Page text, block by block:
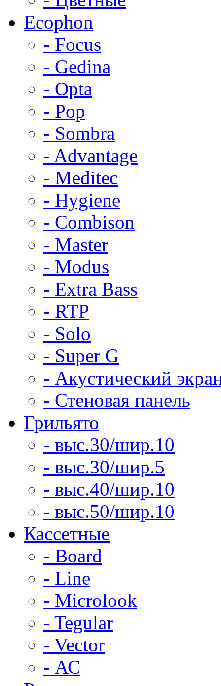
Ecophon
- Focus
- Gedina
- Opta
- Pop
- Sombra
- Advantage
- Meditec
- Hygiene
- Combison
- Master
- Modus
- Extra Bass
- RTP
- Solo
- Super G
- Акустический
- Стеновая панель
Грильято
- выс.30/шир.10
- выс.30/шир.5
- выс.40/шир.10
- выс.50/шир.10
Кассетные
- Board
- Line
- Microlook
- Tegular
- Vector
- АС